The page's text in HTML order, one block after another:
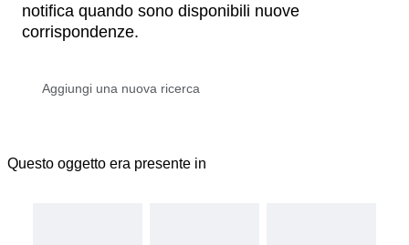
notifica quando sono disponibili nuove
corrispondenze.
Questo oggetto era presente in